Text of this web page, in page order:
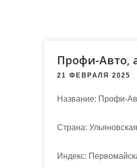
Профи-Авто,
21 ФЕВРАЛЯ 2025
Название: Профи-
Страна:
Индекс: